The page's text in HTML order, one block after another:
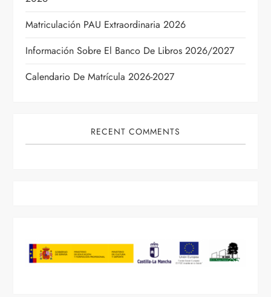
e
n
t
a
Matriculación PAU Extraordinaria 2026
Información Sobre El Banco De Libros 2026/2027
Calendario De Matrícula 2026-2027
RECENT COMMENTS